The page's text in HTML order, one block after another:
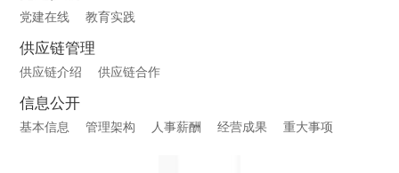
党建在线 教育实践
供应链管理
供应链介绍 供应链合作
信息公开
基本信息 管理架构 人事薪酬 经营成果 重大事项